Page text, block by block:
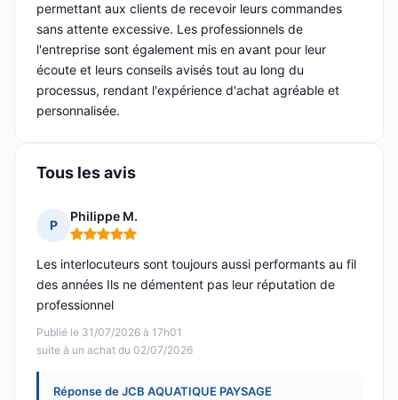
permettant aux clients de recevoir leurs commandes
sans attente excessive. Les professionnels de
l'entreprise sont également mis en avant pour leur
écoute et leurs conseils avisés tout au long du
processus, rendant l'expérience d'achat agréable et
personnalisée.
Tous les avis
P
Philippe M.
Note : 5 sur 5
Publié le 31/07/2026 à 17h01
suite à un achat du 02/07/2026
Les interlocuteurs sont toujours aussi performants au fil
des années Ils ne démentent pas leur réputation de
professionnel
Réponse de JCB AQUATIQUE PAYSAGE